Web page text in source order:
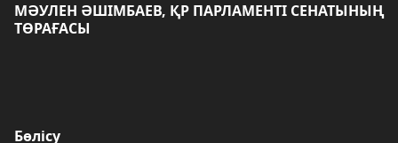
МӘУЛЕН ӘШІМБАЕВ, ҚР ПАРЛАМЕНТІ СЕНАТЫНЫҢ
ТӨРАҒАСЫ
Бөлісу